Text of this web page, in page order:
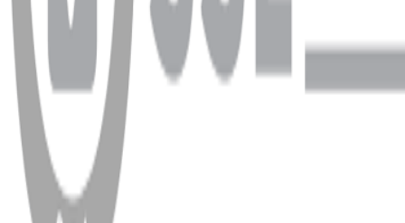
WhatsApp Facebook
Copyright
2026 Dükkan Hifi